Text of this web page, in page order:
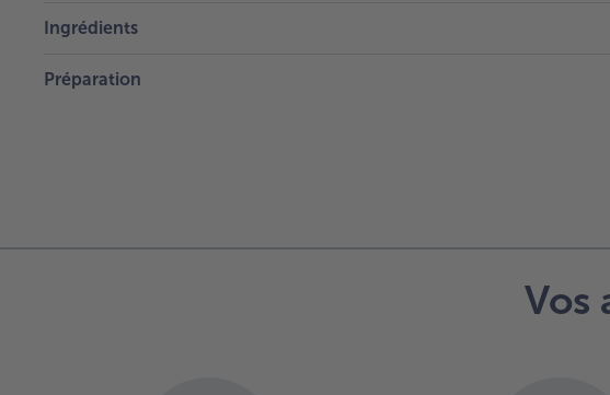
Ingrédients
Préparation
Vos